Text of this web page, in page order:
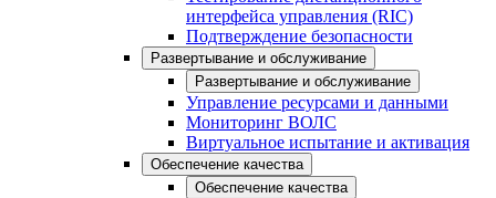
интерфейса управления (RIC)
Подтверждение безопасности
Развертывание и обслуживание
Развертывание и обслуживание
Управление ресурсами и данными
Мониторинг ВОЛС
Виртуальное испытание и активация
Обеспечение качества
Обеспечение качества